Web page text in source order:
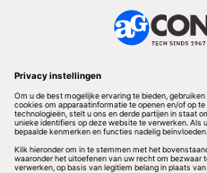
Volg ons
Redactionele partner